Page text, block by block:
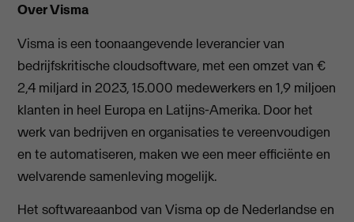
Over Visma
Visma is een toonaangevende leverancier van
bedrijfskritische cloudsoftware, met een omzet van €
2,4 miljard in 2023, 15.000 medewerkers en 1,9 miljoen
klanten in heel Europa en Latijns-Amerika. Door het
werk van bedrijven en organisaties te vereenvoudigen
en te automatiseren, maken we een meer efficiënte en
welvarende samenleving mogelijk.
Het softwareaanbod van Visma op de Nederlandse en